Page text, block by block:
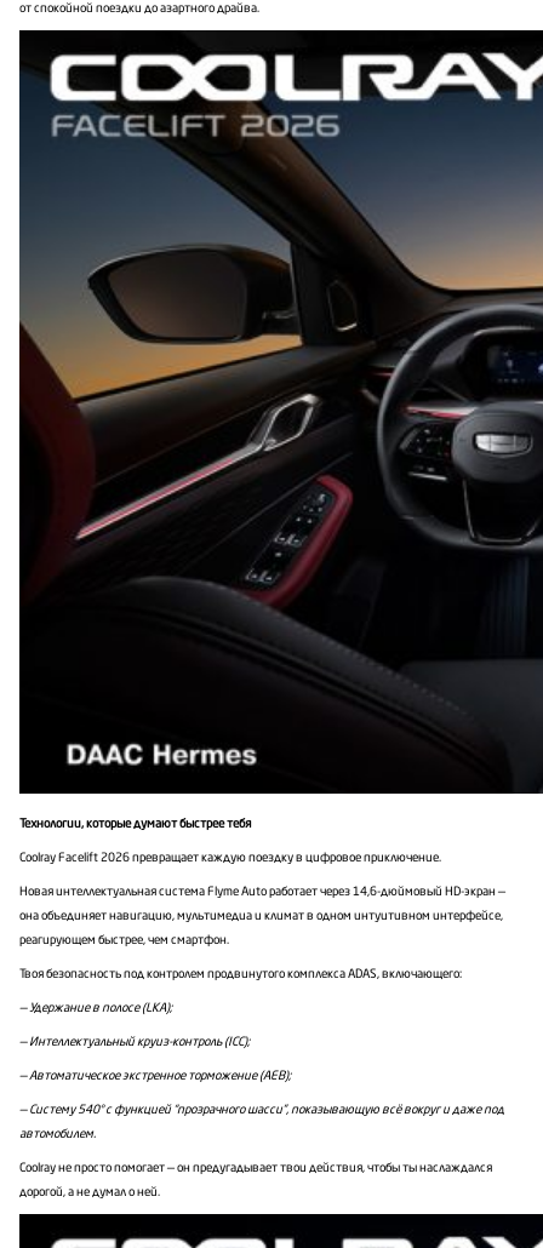
от спокойной поездки до азартного драйва.
Технологии, которые думают быстрее тебя
Coolray Facelift 2026 превращает каждую поездку в цифровое приключение.
Новая интеллектуальная система Flyme Auto работает через 14,6-дюймовый HD-экран —
она объединяет навигацию, мультимедиа и климат в одном интуитивном интерфейсе,
реагирующем быстрее, чем смартфон.
Твоя безопасность под контролем продвинутого комплекса ADAS, включающего:
— Удержание в полосе (LKA);
— Интеллектуальный круиз-контроль (ICC);
— Автоматическое экстренное торможение (AEB);
— Систему 540° с функцией “прозрачного шасси”, показывающую всё вокруг и даже под
автомобилем.
Coolray не просто помогает — он предугадывает твои действия, чтобы ты наслаждался
дорогой, а не думал о ней.